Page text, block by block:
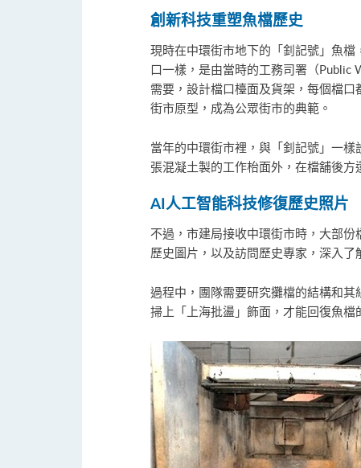
創新科技重塑魚檔歷史
現時在中環街市地下的「釗記號」魚
口一樣，是由當時的工務司署（Public
需要，設計檔口檯面及貨架，每個檔
街市原型，成為公眾街市的典範。
當年的中環街市裡，與「釗記號」一
張混凝土製的工作枱面外，在檔舖後
AI 人工智能科技修復歷史照片
不過，市建局接收中環街市時，大部
歷史圖片，以及訪問歷史專家，深入
過程中，團隊需要研究攤檔的結構和
掃上「上海批盪」飾面，才能回復魚檔